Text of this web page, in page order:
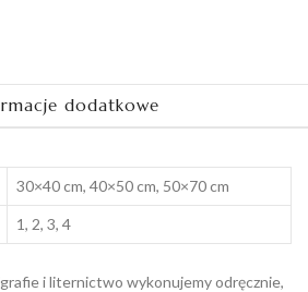
dodatkowe
30×40 cm, 40×50 cm, 50×70 cm
1, 2, 3, 4
i liternictwo wykonujemy odręcznie,